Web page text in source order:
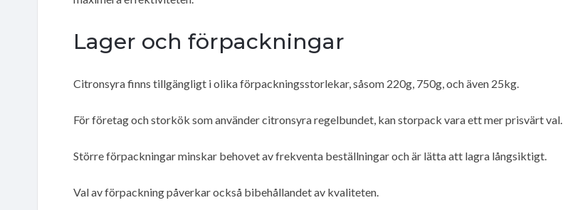
Lager och förpackningar
Citronsyra finns tillgängligt i olika förpackningsstorlekar, såsom 220g, 750g, och även 25kg.
För företag och storkök som använder citronsyra regelbundet, kan storpack vara ett mer prisvärt val.
Större förpackningar minskar behovet av frekventa beställningar och är lätta att lagra långsiktigt.
Val av förpackning påverkar också bibehållandet av kvaliteten.